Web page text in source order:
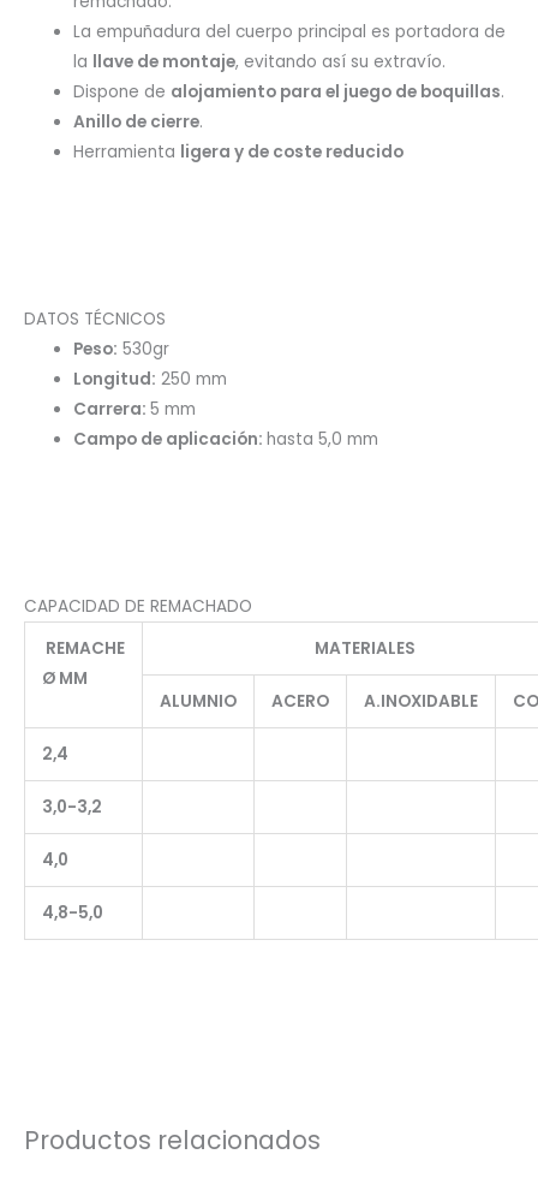
La empuñadura del cuerpo principal es portadora de
la llave de montaje, evitando así su extravío.
Dispone de alojamiento para el juego de boquillas.
Anillo de cierre.
Herramienta ligera y de coste reducido
DATOS TÉCNICOS
Peso: 530gr
Longitud: 250 mm
Carrera:5 mm
Campo de aplicación:hasta 5,0 mm
CAPACIDAD DE REMACHADO
REMACHE
Ø MM
MATERIALES
ALUMNIO ACERO A.INOXIDABLE
2,4
3,0-3,2
4,0
4,8-5,0
Productos relacionados